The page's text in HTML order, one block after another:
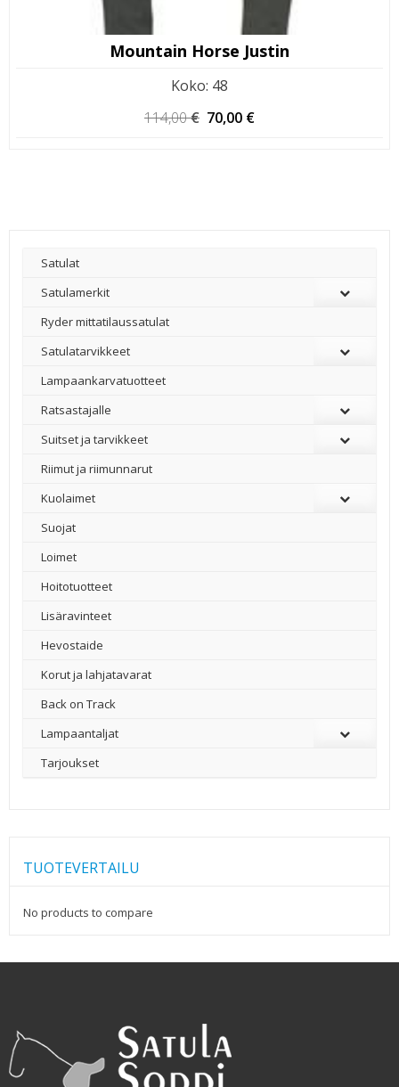
Mountain Horse Justin
Koko: 48
114,00€ Alkuperäinen
70,00 €
Satulat
Satulamerkit
Ryder mittatilaussatulat
Satulatarvikkeet
–
Lampaankarvatuotteet
Ratsastajalle
Suitset ja tarvikkeet
Riimut ja riimunnarut
Kuolaimet
Suojat
Loimet
Hoitotuotteet
Lisäravinteet
Hevostaide
Korut ja lahjatavarat
Back on Track
Lampaantaljat
Tarjoukset
TUOTEVERTAILU
No products to compare